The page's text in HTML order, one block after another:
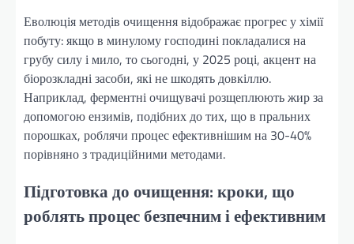
Еволюція методів очищення відображає прогрес у хімії
побуту: якщо в минулому господині покладалися на
грубу силу і мило, то сьогодні, у 2025 році, акцент на
біорозкладні засоби, які не шкодять довкіллю.
Наприклад, ферментні очищувачі розщеплюють жир за
допомогою ензимів, подібних до тих, що в пральних
порошках, роблячи процес ефективнішим на 30-40%
порівняно з традиційними методами.
Підготовка до очищення: кроки, що
роблять процес безпечним і ефективним